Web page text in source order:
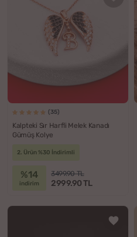
(35)
Kalpteki Sır Harfli Melek Kanadı
Gümüş Kolye
2. Ürün %30 İndirimli
%14
indirim
3499.90 TL
2999.90 TL